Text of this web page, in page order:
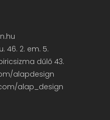
46. 2. em. 5.
dűlő 43.
alapdesign
alap_design